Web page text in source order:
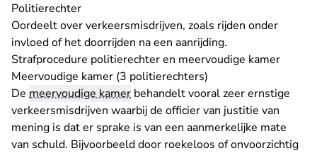
Politierechter
Oordeelt over verkeersmisdrijven, zoals rijden onder
invloed of het doorrijden na een aanrijding.
Strafprocedure politierechter en meervoudige kamer
Meervoudige kamer (3 politierechters)
De meervoudige kamer behandelt vooral zeer ernstige
verkeersmisdrijven waarbij de officier van justitie van
mening is dat er sprake is van een aanmerkelijke mate
van schuld. Bijvoorbeeld door roekeloos of onvoorzichtig